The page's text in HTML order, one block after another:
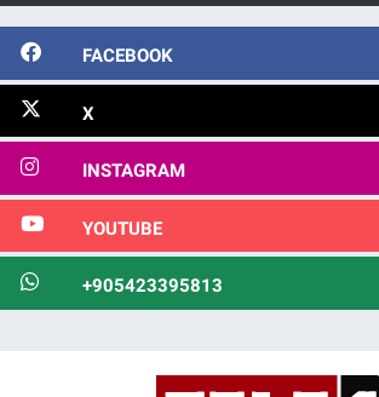
FACEBOOK
X
INSTAGRAM
YOUTUBE
+905423395813